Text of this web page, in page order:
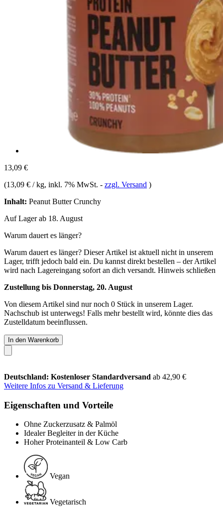
13,09 €
(13,09 € / kg, inkl. 7% MwSt. - zzgl. Versand )
Inhalt: Peanut Butter Crunchy
Auf Lager ab 18. August
Warum dauert es länger?
Warum dauert es länger? Dieser Artikel ist aktuell nicht in unserem
Lager, trifft jedoch bald ein. Du kannst direkt bestellen – der Artikel
wird nach Lagereingang sofort an dich versandt. Hinweis schließen
Zustellung bis Donnerstag, 20. August
Von diesem Artikel sind nur noch 0 Stück in unserem Lager.
Nachschub ist unterwegs! Falls mehr bestellt wird, könnte dies das
Zustelldatum beeinflussen.
In den Warenkorb
Deutschland: Kostenloser Standardversand ab 42,90 €
Weitere Infos zu Versand & Lieferung
Eigenschaften und Vorteile
Ohne Zuckerzusatz & Palmöl
Idealer Begleiter in der Küche
Hoher Proteinanteil & Low Carb
Vegan
Vegetarisch